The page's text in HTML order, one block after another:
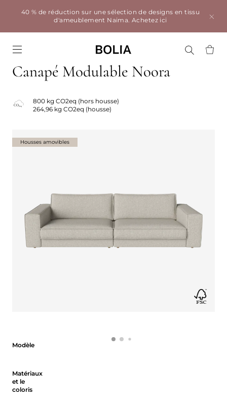
40 % de réduction sur une sélection de designs en tissu
d'ameublement Naima.Achetez ici
Canapé Modulable Noora
800 kg CO2eq (hors housse)
264,96 kg CO2eq (housse)
Modèle
Matériaux
et le
coloris
Housses amovibles